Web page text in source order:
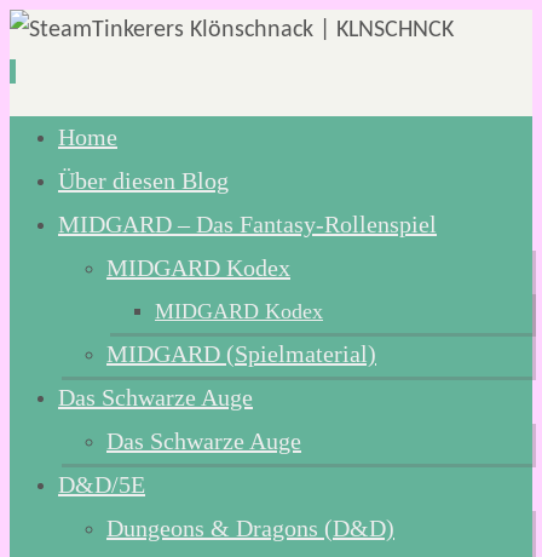
Zum
Inhalt
springen
Home
Über diesen Blog
MIDGARD – Das Fantasy-Rollenspiel
MIDGARD Kodex
MIDGARD Kodex
MIDGARD (Spielmaterial)
Das Schwarze Auge
Das Schwarze Auge
D&D/5E
Dungeons & Dragons (D&D)